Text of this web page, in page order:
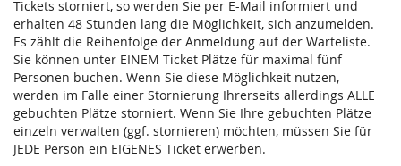
Tickets storniert, so werden Sie per E-Mail informiert und
erhalten 48 Stunden lang die Möglichkeit, sich anzumelden.
Es zählt die Reihenfolge der Anmeldung auf der Warteliste.
Sie können unter EINEM Ticket Plätze für maximal fünf
Personen buchen. Wenn Sie diese Möglichkeit nutzen,
werden im Falle einer Stornierung Ihrerseits allerdings ALLE
gebuchten Plätze storniert. Wenn Sie Ihre gebuchten Plätze
einzeln verwalten (ggf. stornieren) möchten, müssen Sie für
JEDE Person ein EIGENES Ticket erwerben.